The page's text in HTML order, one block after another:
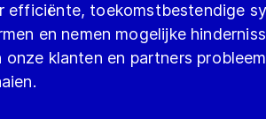
efficiënte, toekomstbestendige
en nemen mogelijke
klanten en partners